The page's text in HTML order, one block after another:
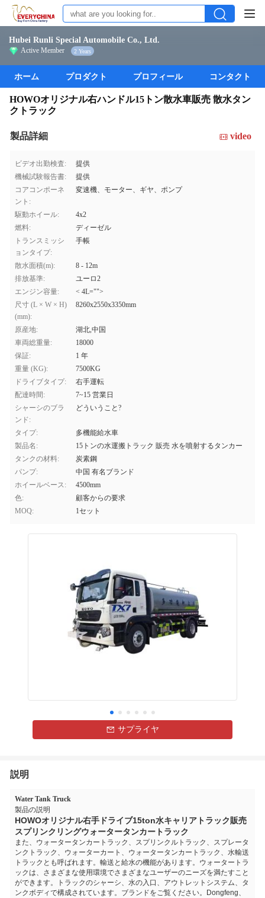
Hubei Runli Special Automobile Co., Ltd.
Active Member 2 Years
ホーム プロダクト プロフィール コンタクト
HOWOオリジナル右ハンドル15トン散水車販売 散水タン
クトラック
製品詳細 video
ビデオ出勤検査:
提供
機械試験報告書:
提供
コアコンポーネ
ント:
変速機、モーター、ギヤ、ポンプ
駆動ホイール:
4x2
燃料:
ディーゼル
トランスミッシ
ョンタイプ:
手帳
散水面積(m):
8 - 12m
排放基準:
ユーロ2
エンジン容量:
< 4L="">
尺寸 (L × W × H)
(mm):
8260x2550x3350mm
原産地:
湖北,中国
車両総重量:
18000
保証:
1 年
重量 (KG):
7500KG
ドライブタイプ:
右手運転
配達時間:
7~15 営業日
シャーシのブラ
ンド:
どういうこと?
タイプ:
多機能給水車
製品名:
15トンの水運搬トラック 販売 水を噴射するタンカー
タンクの材料:
炭素鋼
パンプ:
中国 有名ブランド
ホイールベース:
4500mm
色:
顧客からの要求
MOQ:
1セット
サプライヤ
説明
Water Tank Truck
製品の説明
HOWOオリジナル右手ドライブ15ton水キャリアトラック販売
スプリンクリングウォータータンカートラック
また、ウォータータンカートラック、スプリンクルトラック、スプレータ
ンクトラック、ウォーターカート、ウォータータンカートラック、水輸送
トラックとも呼ばれます。輸送と給水の機能があります。ウォータートラ
ックは、さまざまな使用環境でさまざまなユーザーのニーズを満たすこと
ができます。トラックのシャーシ、水の入口、アウトレットシステム、タ
ンクボディで構成されています。ブランドをご覧ください。Dongfeng、